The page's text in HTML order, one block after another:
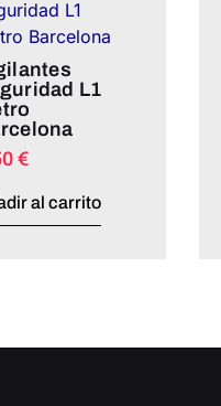
L1
€
al carrito